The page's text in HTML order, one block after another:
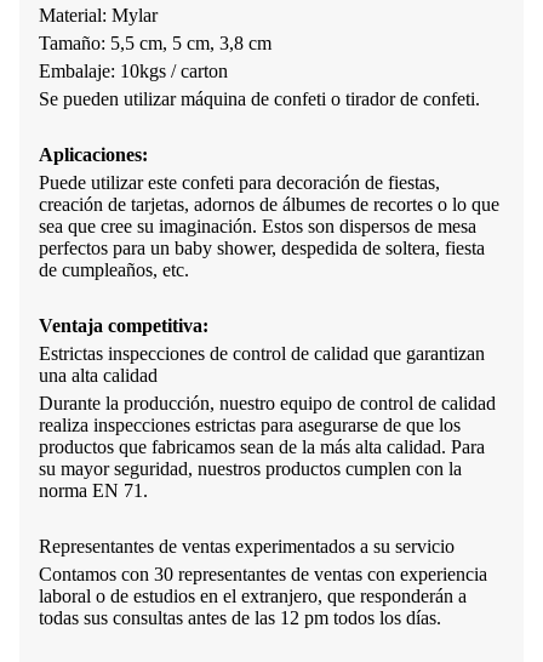
Material: Mylar
Tamaño: 5,5 cm, 5 cm, 3,8 cm
Embalaje: 10kgs / carton
Se pueden utilizar máquina de confeti o tirador de confeti.
Aplicaciones:
Puede utilizar este confeti para decoración de fiestas,
creación de tarjetas, adornos de álbumes de recortes o lo que
sea que cree su imaginación. Estos son dispersos de mesa
perfectos para un baby shower, despedida de soltera, fiesta
de cumpleaños, etc.
Ventaja competitiva:
Estrictas inspecciones de control de calidad que garantizan
una alta calidad
Durante la producción, nuestro equipo de control de calidad
realiza inspecciones estrictas para asegurarse de que los
productos que fabricamos sean de la más alta calidad. Para
su mayor seguridad, nuestros productos cumplen con la
norma EN 71.
Representantes de ventas experimentados a su servicio
Contamos con 30 representantes de ventas con experiencia
laboral o de estudios en el extranjero, que responderán a
todas sus consultas antes de las 12 pm todos los días.